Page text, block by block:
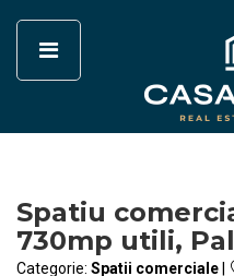
Spatiu
730mp utili,
Categorie: Spatii comerciale